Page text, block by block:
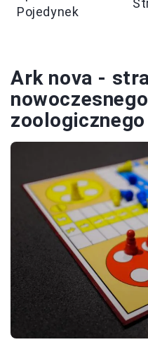
Pojedynek
Ark nova -
zoologicznego